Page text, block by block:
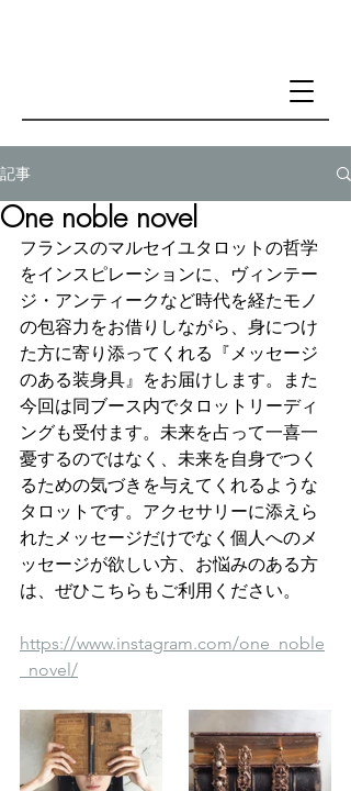
記事
One noble novel
フランスのマルセイユタロットの哲学
をインスピレーションに、ヴィンテー
ジ・アンティークなど時代を経たモノ
の包容力をお借りしながら、身につけ
た方に寄り添ってくれる『メッセージ
のある装身具』をお届けします。また
今回は同ブース内でタロットリーディ
ングも受付ます。未来を占って一喜一
憂するのではなく、未来を自身でつく
るための気づきを与えてくれるような
タロットです。アクセサリーに添えら
れたメッセージだけでなく個人へのメ
ッセージが欲しい方、お悩みのある方
は、ぜひこちらもご利用ください。
https://www.instagram.com/one_noble
_novel/